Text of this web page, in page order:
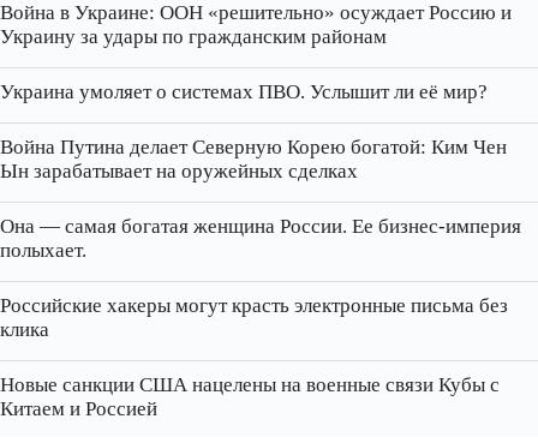
Война в Украине: ООН «решительно» осуждает Россию и
Украину за удары по гражданским районам
Украина умоляет о системах ПВО. Услышит ли её мир?
Война Путина делает Северную Корею богатой: Ким Чен
Ын зарабатывает на оружейных сделках
Она — самая богатая женщина России. Ее бизнес‑империя
полыхает.
Российские хакеры могут красть электронные письма без
клика
Новые санкции США нацелены на военные связи Кубы с
Китаем и Россией